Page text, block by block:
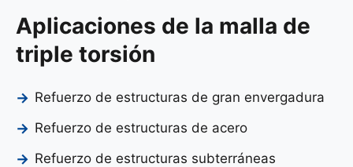
Aplicaciones de la malla de
triple torsión
Refuerzo de estructuras de gran envergadura
Refuerzo de estructuras de acero
Refuerzo de estructuras subterráneas